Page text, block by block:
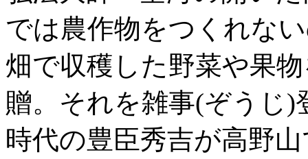
では農作物をつくれな
畑で収穫した野菜や果
贈。それを雑事(ぞうじ
時代の豊臣秀吉が高野